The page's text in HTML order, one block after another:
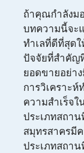
ถ้าคุณกำลังม
บทความนี้จะ
ทำเลที่ดีที่สุด
ปัจจัยที่สำคัญ
ยอดขายอย่า
การวิเคราะ
ความสำเร็จ
ประเภทสถา
สมุทรสาครมี
ประเภทสถา